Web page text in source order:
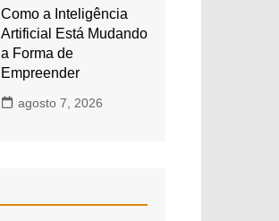
Como a Inteligência
Artificial Está Mudando
a Forma de
Empreender
agosto 7, 2026